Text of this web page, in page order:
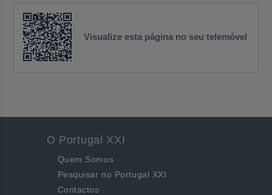
Visualize esta página no seu telemóvel
O Portugal XXI
Quem Somos
Pesquisar no Portugal XXI
Contactos